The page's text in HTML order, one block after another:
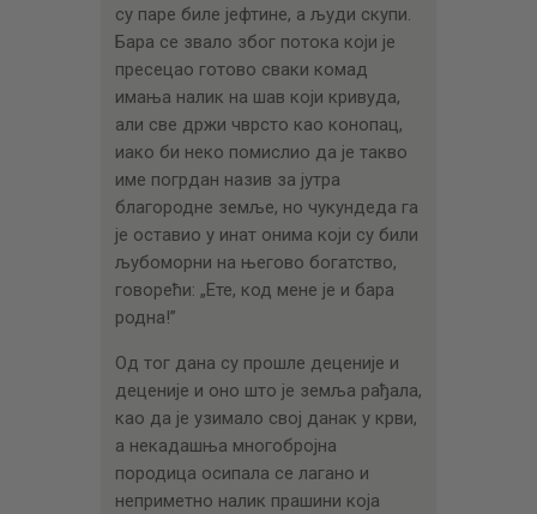
су паре биле јефтине, а људи скупи.
Бара се звало због потока који је
пресецао готово сваки комад
имања налик на шав који кривуда,
али све држи чврсто као конопац,
иако би неко помислио да је такво
име погрдан назив за јутра
благородне земље, но чукундеда га
је оставио у инат онима који су били
љубоморни на његово богатство,
говорећи: „Ете, код мене је и бара
родна!”
Од тог дана су прошле деценије и
деценије и оно што је земља рађала,
као да је узимало свој данак у крви,
а некадашња многобројна
породица осипала се лагано и
неприметно налик прашини која